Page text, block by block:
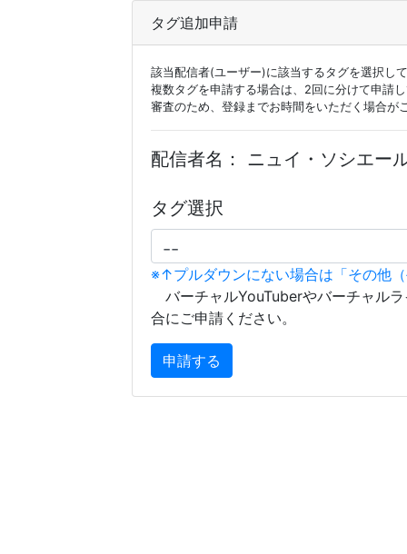
タグ追加申請
該当配信者(ユーザー)に該当するタグを選択し
複数タグを申請する場合は、2回に分けて申請
審査のため、登録までお時間をいただく場合が
配信者名： ニュイ・ソシエー
タグ選択
※↑プルダウンにない場合は「その他
バーチャルYouTuberやバーチャル
合にご申請ください。
申請する